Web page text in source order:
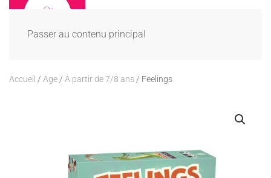
Passer au contenu principal
Accueil / Age / A partir de 7/8 ans / Feelings